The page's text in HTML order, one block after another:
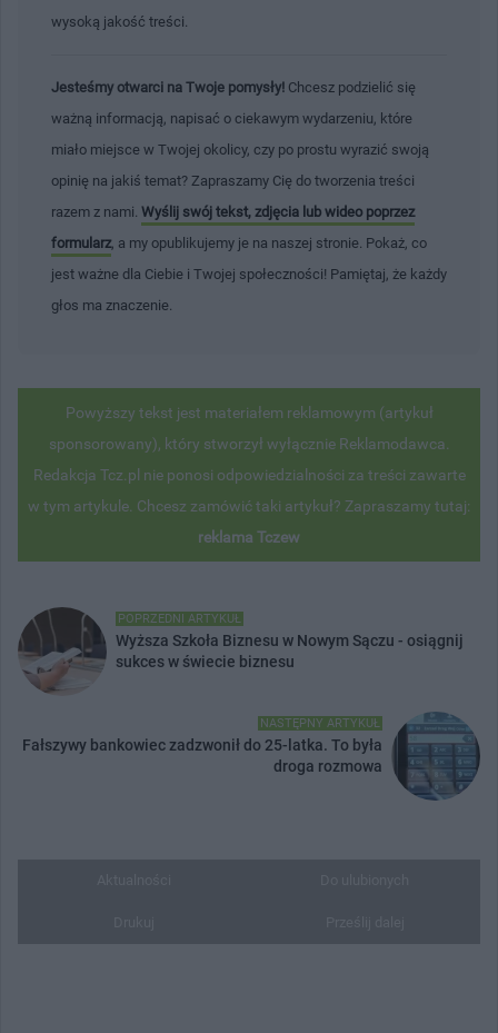
wysoką jakość treści.
Jesteśmy otwarci na Twoje pomysły! Chcesz podzielić się
ważną informacją, napisać o ciekawym wydarzeniu, które
miało miejsce w Twojej okolicy, czy po prostu wyrazić swoją
opinię na jakiś temat? Zapraszamy Cię do tworzenia treści
razem z nami. Wyślij swój tekst, zdjęcia lub wideo poprzez
formularz , a my opublikujemy je na naszej stronie. Pokaż, co
jest ważne dla Ciebie i Twojej społeczności! Pamiętaj, że każdy
głos ma znaczenie.
Powyższy tekst jest materiałem reklamowym (artykuł
sponsorowany), który stworzył wyłącznie Reklamodawca.
Redakcja Tcz.pl nie ponosi odpowiedzialności za treści zawarte
w tym artykule. Chcesz zamówić taki artykuł? Zapraszamy tutaj:
reklama Tczew
POPRZEDNI ARTYKUŁ
Wyższa Szkoła Biznesu w Nowym Sączu - osiągnij
sukces w świecie biznesu
NASTĘPNY ARTYKUŁ
Fałszywy bankowiec zadzwonił do 25-latka. To była
droga rozmowa